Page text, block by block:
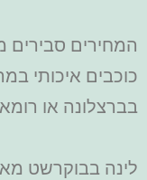
בברצלונה או
לינה בבוקרשט